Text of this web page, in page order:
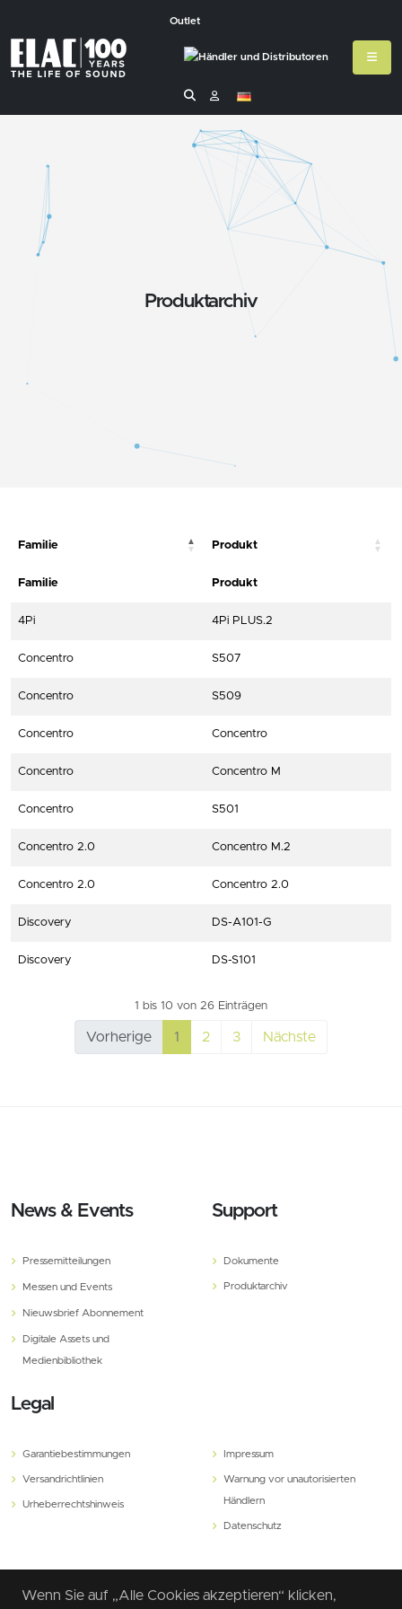
Wenn Sie auf „Alle Cookies akzeptieren“ klicken,
Outlet
Produktarchiv
Familie Produkt
Familie Produkt
4Pi 4Pi PLUS.2
Concentro S507
Concentro S509
Concentro Concentro
Concentro Concentro M
Concentro S501
Concentro 2.0 Concentro M.2
Concentro 2.0 Concentro 2.0
Discovery DS-A101-G
Discovery DS-S101
1 bis 10 von 26 Einträgen
Vorherige 1 2 3 Nächste
News & Events
Pressemitteilungen
Messen und Events
Nieuwsbrief Abonnement
Digitale Assets und
Medienbibliothek
Support
Dokumente
Produktarchiv
Legal
Garantiebestimmungen
Versandrichtlinien
Urheberrechtshinweis
Impressum
Warnung vor unautorisierten
Händlern
Datenschutz